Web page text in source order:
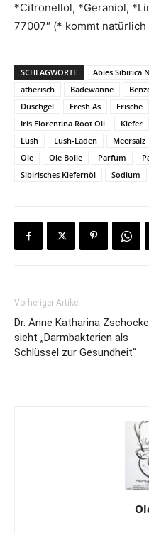
*Citronellol, *Geraniol,
77007″ (* kommt
SCHLAGWORTE Abies Sibirica
ätherisch
Badewanne
Duschgel
Fresh As Frische
Iris Florentina Root Oil
Kiefer
Lush
Lush-Laden Meersalz
Öle
Ole Bolle Parfum
Sibirisches Kiefernöl
Sodium
Vorheriger Artikel
Dr. Anne Katharina Zschocke
sieht „Darmbakterien als
Schlüssel zur Gesundheit“